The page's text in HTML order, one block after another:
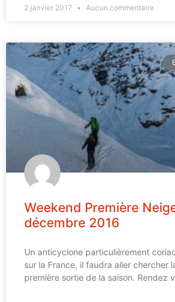
2 janvier 2017 Aucun commentaire
Weekend Première
décembre 2016
Un anticyclone particulièrement
sur la France, il faudra aller chercher
première sortie de la saison. Rendez